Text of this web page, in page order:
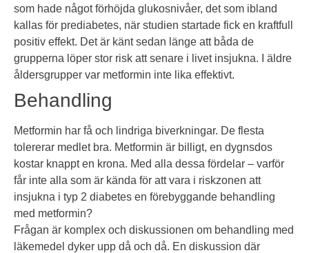
som hade något förhöjda glukosnivåer, det som ibland
kallas för prediabetes, när studien startade fick en kraftfull
positiv effekt. Det är känt sedan länge att båda de
grupperna löper stor risk att senare i livet insjukna. I äldre
åldersgrupper var metformin inte lika effektivt.
Behandling
Metformin har få och lindriga biverkningar. De flesta
tolererar medlet bra. Metformin är billigt, en dygnsdos
kostar knappt en krona. Med alla dessa fördelar – varför
får inte alla som är kända för att vara i riskzonen att
insjukna i typ 2 diabetes en förebyggande behandling
med metformin?
Frågan är komplex och diskussionen om behandling med
läkemedel dyker upp då och då. En diskussion där